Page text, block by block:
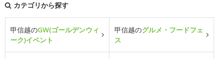
カテゴリから探す
甲信越のGW(ゴールデンウィ
ーク)イベント
甲信越のグルメ・フードフェ
ス